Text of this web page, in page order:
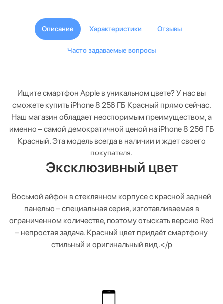
Описание Характеристики Отзывы
Часто задаваемые вопросы
Ищите смартфон Apple в уникальном цвете? У нас вы
сможете купить iPhone 8 256 ГБ Красный прямо сейчас.
Наш магазин обладает неоспоримым преимуществом, а
именно – самой демократичной ценой на iPhone 8 256 ГБ
Красный. Эта модель всегда в наличии и ждет своего
покупателя.
Эксклюзивный цвет
Восьмой айфон в стеклянном корпусе с красной задней
панелью – специальная серия, изготавливаемая в
ограниченном количестве, поэтому отыскать версию Red
– непростая задача. Красный цвет придаёт смартфону
стильный и оригинальный вид.</p